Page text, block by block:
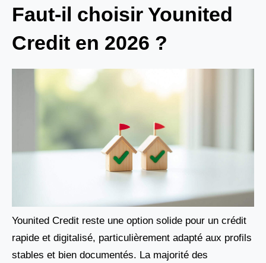
Faut-il choisir Younited
Credit en 2026 ?
Younited Credit reste une option solide pour un crédit
rapide et digitalisé, particulièrement adapté aux profils
stables et bien documentés. La majorité des